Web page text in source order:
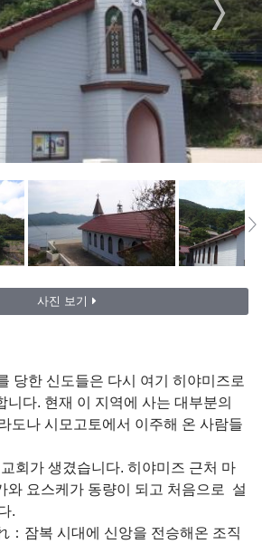
사진 보기
당한 신도들은 다시 여기 히야미즈로
니다. 현재 이 지역에 사는 대부분의
도나 시모고토에서 이주해 온 사람들
회가 생겼습니다. 히야미즈 근처 마
와 요스케가 동량이 되고 처음으로 설
.
：잠복 시대에 신앙을 전승해온 조직